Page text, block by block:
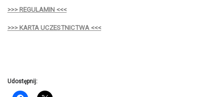
>>> REGULAMIN <<<
>>> KARTA UCZESTNICTWA <<<
Udostępnij: